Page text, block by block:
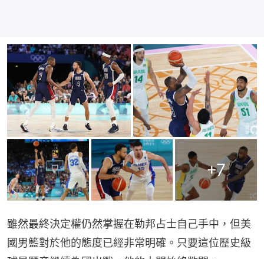
+7
雖然最終決定權仍然掌握在勒邦占士自己手中，但美
國男籃對於他的態度已經非常明確。只要這位歷史級